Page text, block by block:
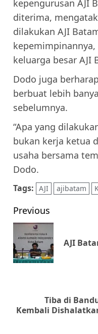
kepengurusan AJI
diterima,
dilakukan AJI
keluarga besar AJI
Dodo juga
berbuat lebih
sebelumnya.
“Apa yang
bukan kerja ketua
usaha bersama
Dodo.
Tags: AJI ajibatam
Post
navigation
Previous
AJI
Next
Tiba di
Kembali